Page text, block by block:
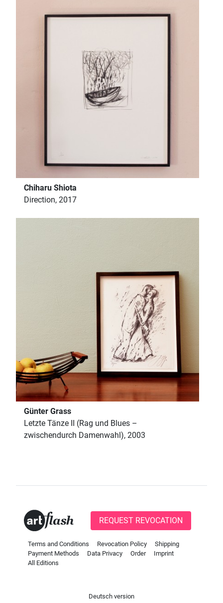
Chiharu Shiota
Direction, 2017
Günter Grass
Letzte Tänze II (Rag und Blues –
zwischendurch Damenwahl), 2003
REQUEST REVOCATION
Terms and Conditions Revocation Policy
Shipping
Payment Methods
Data Privacy Order
Imprint
All Editions
Deutsch version